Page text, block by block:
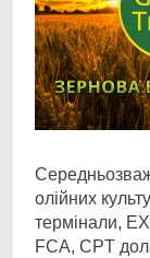
олійних
термінали,
FCA, CPT